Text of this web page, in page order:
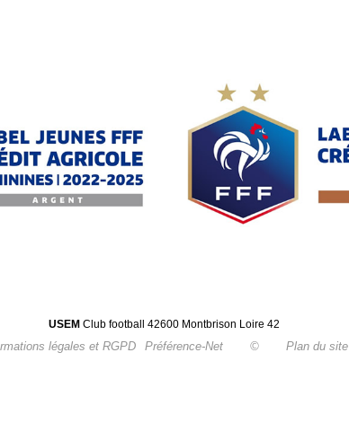
USEM Club football 42600 Montbrison Loire 42
légales et RGPD Préférence-Net © Plan du site